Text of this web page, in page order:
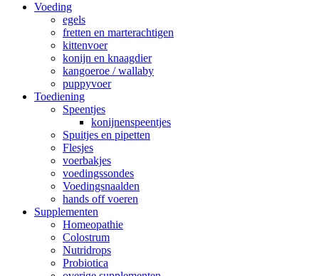
Voeding
egels
fretten en marterachtigen
kittenvoer
konijn en knaagdier
kangoeroe / wallaby
puppyvoer
Toediening
Speentjes
konijnenspeentjes
Spuitjes en pipetten
Flesjes
voerbakjes
voedingssondes
Voedingsnaalden
hands off voeren
Supplementen
Homeopathie
Colostrum
Nutridrops
Probiotica